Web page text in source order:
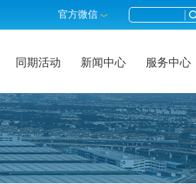
官方微信
同期活动 新闻中心 服务中心